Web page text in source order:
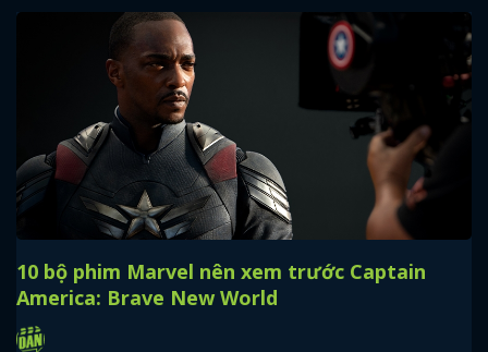
10 bộ phim Marvel nên xem trước Captain
America: Brave New World